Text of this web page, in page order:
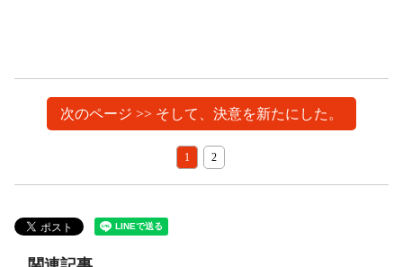
次のページ >> そして、決意を新たにした。
1 2